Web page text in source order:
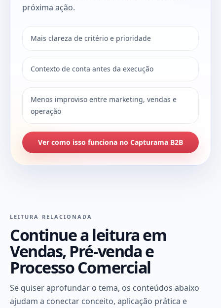
próxima ação.
Mais clareza de critério e prioridade
Contexto de conta antes da execução
Menos improviso entre marketing, vendas e
operação
Ver como isso funciona no Capturama B2B
LEITURA RELACIONADA
Continue a leitura em
Vendas, Pré-venda e
Processo Comercial
Se quiser aprofundar o tema, os conteúdos abaixo
ajudam a conectar conceito, aplicação prática e